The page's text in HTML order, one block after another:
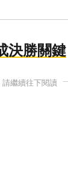
決勝關鍵
請繼續往下閱讀